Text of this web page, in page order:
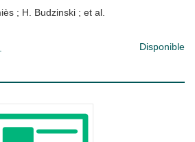
; H. Budzinski ; et al.
Disponible